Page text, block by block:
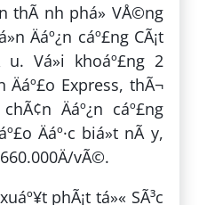
thÃ nh phá» VÅ©ng
Äáº¿n cáº£ng CÃ¡t
u. Vá»i khoáº£ng 2
Äáº£o Express, thÃ¬
chÃ¢n Äáº¿n cáº£ng
Äáº·c biá»t nÃ y,
vÃ©.
phÃ¡t tá»« SÃ³c